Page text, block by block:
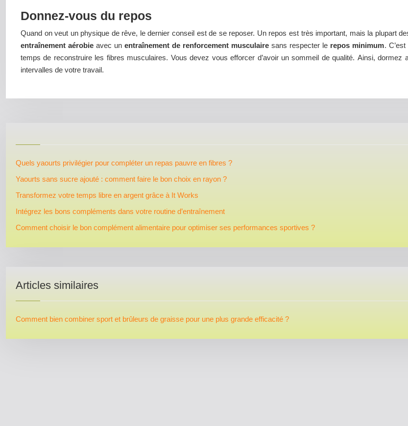
Donnez-vous du repos
Quand on veut un physique de rêve, le dernier conseil est de se reposer. Un repos est très important, mais la plupart
entraînement aérobie avec unentraînement de renforcement musculaire sans respecter le repos minimum.
temps de reconstruire les fibres musculaires. Vous devez vous efforcer d’avoir un sommeil de qualité. Ainsi,
intervalles de votre travail.
Quels yaourts privilégier pour compléter un repas pauvre en fibres ?
Yaourts sans sucre ajouté : comment faire le bon choix en rayon ?
Transformez votre temps libre en argent grâce à It Works
Intégrez les bons compléments dans votre routine d’entraînement
Comment choisir le bon complément alimentaire pour optimiser ses performances sportives ?
Articles similaires
Comment bien combiner sport et brûleurs de graisse pour une plus grande efficacité ?